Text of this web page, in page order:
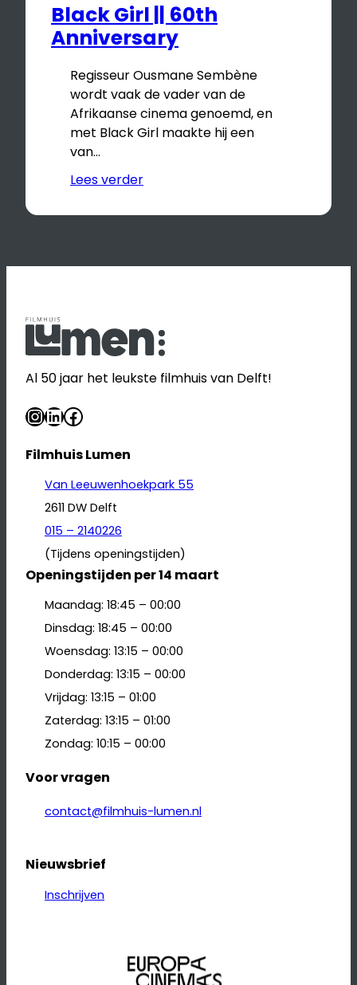
Black Girl || 60th
Anniversary
Regisseur Ousmane Sembène
wordt vaak de vader van de
Afrikaanse cinema genoemd, en
met Black Girl maakte hij een
van…
Lees verder
Al 50 jaar het leukste filmhuis van Delft!
InstagramLinkedIn Facebook
Filmhuis Lumen
Van Leeuwenhoekpark 55
2611 DW Delft
015 – 2140226
(Tijdens openingstijden)
Openingstijden per 14 maart
Maandag: 18:45 – 00:00
Dinsdag: 18:45 – 00:00
Woensdag: 13:15 – 00:00
Donderdag: 13:15 – 00:00
Vrijdag: 13:15 – 01:00
Zaterdag: 13:15 – 01:00
Zondag: 10:15 – 00:00
Voor vragen
contact@filmhuis-lumen.nl
Nieuwsbrief
Inschrijven